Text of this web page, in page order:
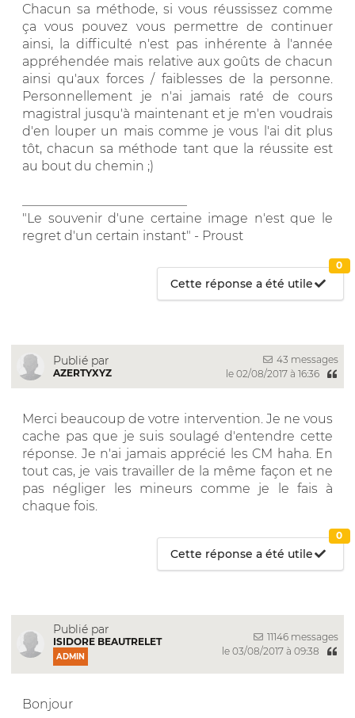
Chacun sa méthode, si vous réussissez comme
ça vous pouvez vous permettre de continuer
ainsi, la difficulté n'est pas inhérente à l'année
appréhendée mais relative aux goûts de chacun
ainsi qu'aux forces / faiblesses de la personne.
Personnellement je n'ai jamais raté de cours
magistral jusqu'à maintenant et je m'en voudrais
d'en louper un mais comme je vous l'ai dit plus
tôt, chacun sa méthode tant que la réussite est
au bout du chemin ;)
"Le souvenir d'une certaine image n'est que le
regret d'un certain instant" - Proust
Cette réponse a été utile
0
Publié par
AZERTYXYZ
43 messages
le 02/08/2017 à 16:36
Merci beaucoup de votre intervention. Je ne vous
cache pas que je suis soulagé d'entendre cette
réponse. Je n'ai jamais apprécié les CM haha. En
tout cas, je vais travailler de la même façon et ne
pas négliger les mineurs comme je le fais à
chaque fois.
Cette réponse a été utile
0
Publié par
ISIDORE BEAUTRELET
ADMIN
11146 messages
le 03/08/2017 à 09:38
Bonjour